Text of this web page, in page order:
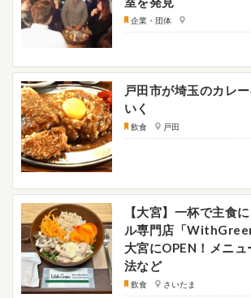
企業・団体
戸田市が埼玉のカレ
いく
飲食 戸田
【大宮】一杯で主食
ル専門店「
大宮にOPEN！メニ
法など
飲食 さいたま